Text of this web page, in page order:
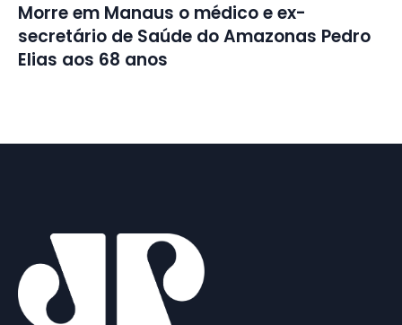
Morre em Manaus o médico e ex-
secretário de Saúde do Amazonas Pedro
Elias aos 68 anos